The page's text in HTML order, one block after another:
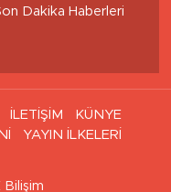
İLETİŞİM
KÜNYE